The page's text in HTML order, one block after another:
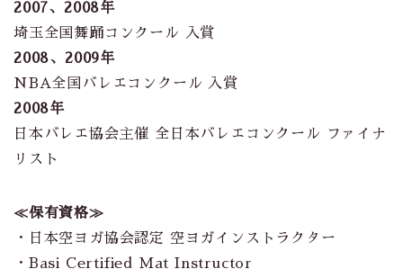
2007、2008年
埼玉全国舞踊コンクール 入賞
2008、2009年
NBA全国バレエコンクール 入賞
2008年
日本バレエ協会主催 全日本バレエコンクール ファイナ
リスト
≪保有資格≫
・日本空ヨガ協会認定 空ヨガインストラクター
・Basi Certified Mat Instructor